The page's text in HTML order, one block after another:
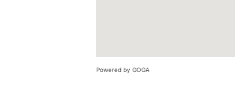
Powered by GOGA